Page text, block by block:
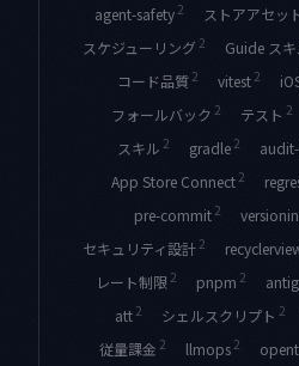
agent-safety 2 ストアアセッ
スケジューリング 2 Guide スキ
コード品質 2 vitest 2
フォールバック 2 テスト 2
スキル 2 gradle 2
App Store Connect 2
pre-commit 2
セキュリティ設計 2
レート制限 2 pnpm 2
att 2 シェルスクリプト 2
従量課金 2 llmops 2